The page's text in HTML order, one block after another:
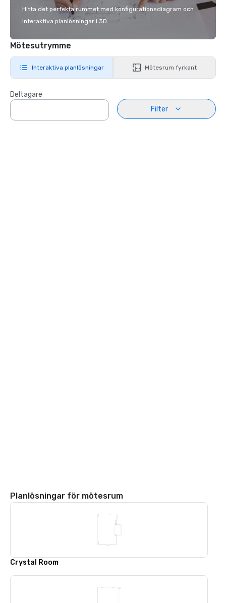
Hitta det perfekta rummet med konfigurationsdiagram och
interaktiva planlösningar i 3D.
Mötesutrymme
Interaktiva planlösningar Mötesrum fyrkant
Deltagare
Filter
Planlösningar för mötesrum
Crystal Room